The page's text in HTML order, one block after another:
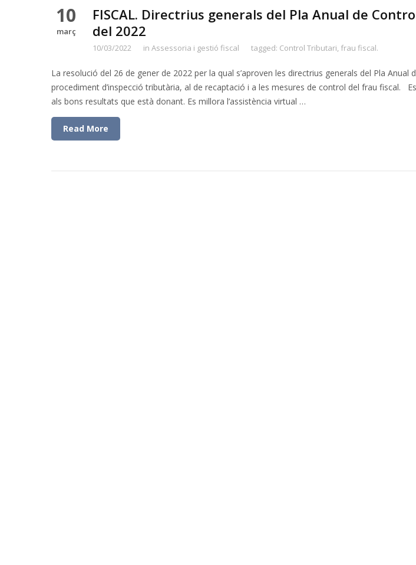
10
març
FISCAL. Directrius generals del Pla Anual de
del 2022
10/03/2022 in Assessoria i gestió fiscal tagged: Control Tributari, frau fiscal.
La resolució del 26 de gener de 2022 per la qual s’aproven les directrius generals del Pla Anual
procediment d’inspecció tributària, al de recaptació i a les mesures de control del frau fiscal.
als bons resultats que està donant. Es millora l’assistència virtual …
Read More